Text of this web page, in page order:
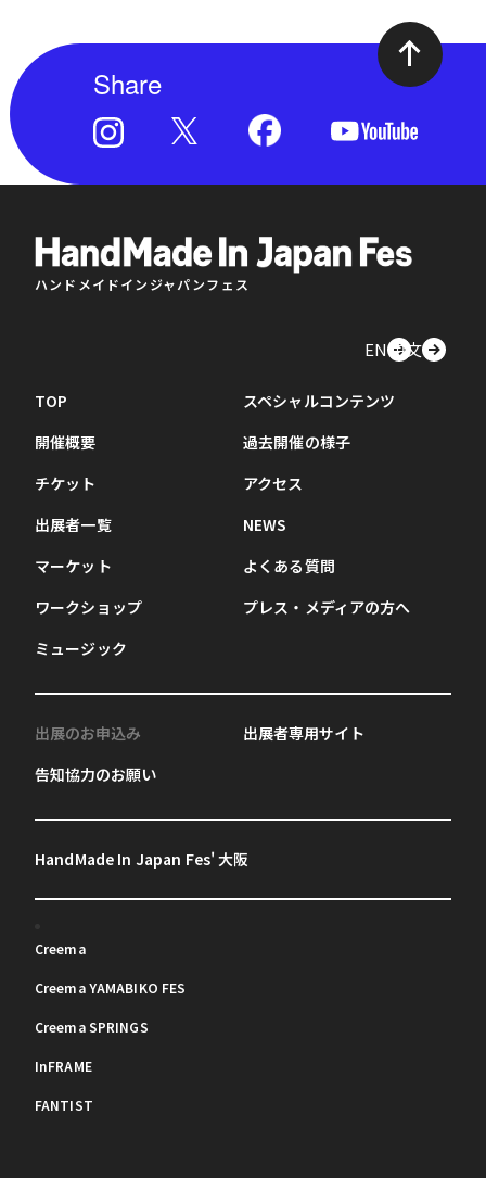
Share
ハンドメイドインジャパンフェス
EN中文
TOP
開催概要
チケット
出展者一覧
マーケット
ワークショップ
ミュージック
スペシャルコンテンツ
過去開催の様子
アクセス
NEWS
よくある質問
プレス・メディアの方へ
出展のお申込み
告知協力のお願い
出展者専用サイト
HandMade In Japan Fes' 大阪
Creema
Creema YAMABIKO FES
Creema SPRINGS
InFRAME
FANTIST